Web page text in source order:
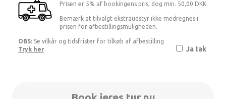
Prisen er 5% af bookingens pris, dog min. 50,00 DKK.
Bemærk at tilvalgt ekstraudstyr ikke medregnes i
prisen for afbestillingsmuligheden.
OBS: Se vilkår og tidsfrister for tilkøb af afbestilling
Tryk her
Ja tak